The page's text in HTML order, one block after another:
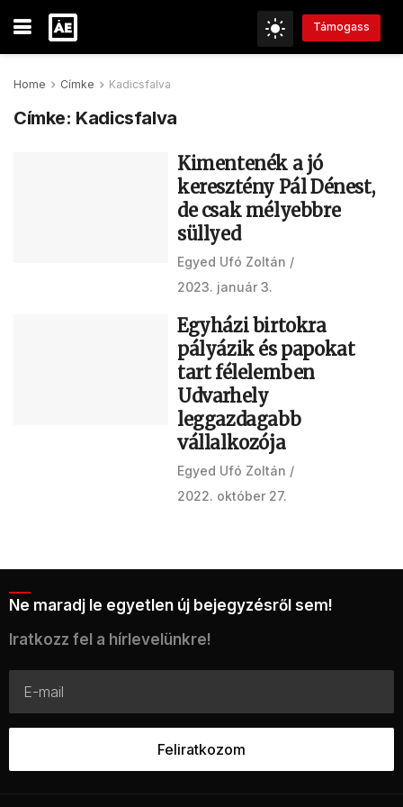
Támogass
Home Címke Kadicsfalva
Címke: Kadicsfalva
Kimentenék a jó
keresztény Pál Dénest,
de csak mélyebbre
süllyed
Egyed Ufó Zoltán
2023. január 3.
Egyházi birtokra
pályázik és papokat
tart félelemben
Udvarhely
leggazdagabb
vállalkozója
Egyed Ufó Zoltán
2022. október 27.
Ne maradj le egyetlen új bejegyzésről sem!
Iratkozz fel a hírlevelünkre!